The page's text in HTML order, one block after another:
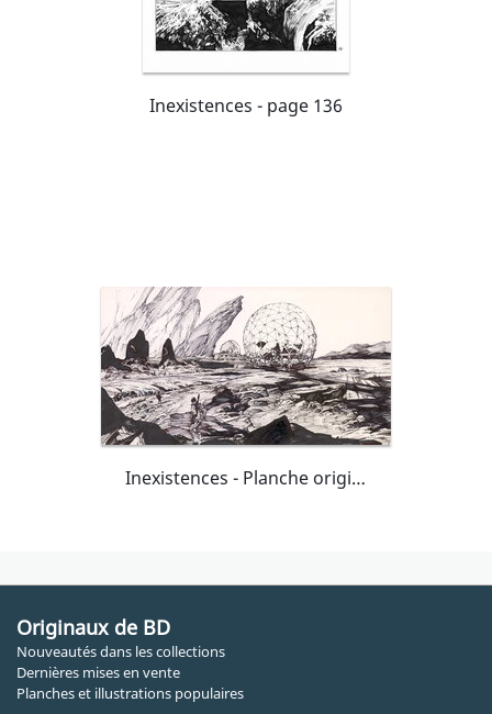
Inexistences - page 136
Inexistences - Planche originale 41
Originaux de BD
Nouveautés dans les collections
Dernières mises en vente
Planches et illustrations populaires